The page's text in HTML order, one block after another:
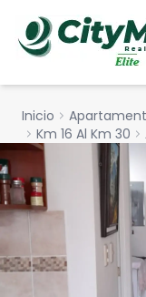
Inicio chevron_right
chevron_right Km 16 Al Km 30 chevron_right